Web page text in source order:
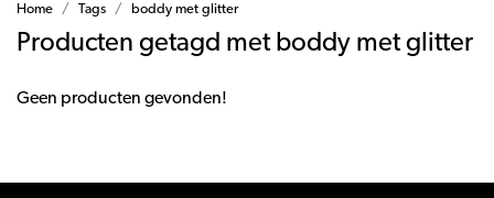
Home Tags boddy met glitter
Producten getagd met boddy met glitter
Geen producten gevonden!